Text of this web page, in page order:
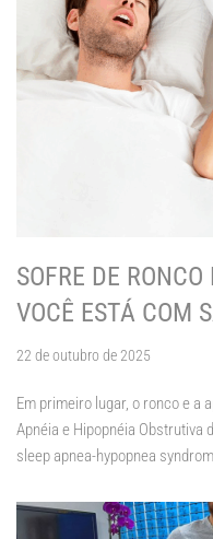
SOFRE DE
VOCÊ ESTÁ COM
22 de outubro de 2025
Em primeiro lugar, o ronco e a
Apnéia e Hipopnéia Obstrutiva
sleep apnea-hypopnea